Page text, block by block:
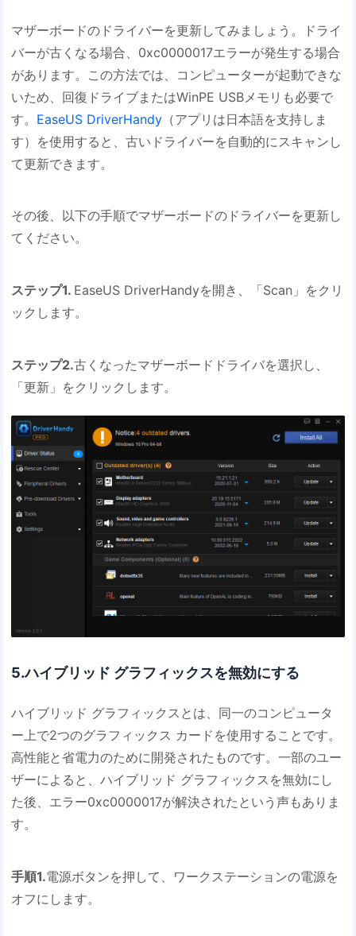
マザーボードのドライバーを更新してみましょう。ドライ
バーが古くなる場合、0xc0000017エラーが発生する場合
があります。この方法では、コンピューターが起動できな
いため、回復ドライブまたはWinPE USBメモリも必要で
す。 EaseUS DriverHandy （アプリは日本語を支持しま
す）を使用すると、古いドライバーを自動的にスキャンし
て更新できます。
その後、以下の手順でマザーボードのドライバーを更新し
てください。
ステップ1. EaseUS DriverHandyを開き、「Scan」をクリ
ックします。
ステップ2.古くなったマザーボードドライバを選択し、
「更新」をクリックします。
5.ハイブリッド グラフィックスを無効にする
ハイブリッド グラフィックスとは、同一のコンピュータ
ー上で2つのグラフィックス カードを使用することです。
高性能と省電力のために開発されたものです。一部のユー
ザーによると、ハイブリッド グラフィックスを無効にし
た後、エラー0xc0000017が解決されたという声もありま
す。
手順1.電源ボタンを押して、ワークステーションの電源を
オフにします。